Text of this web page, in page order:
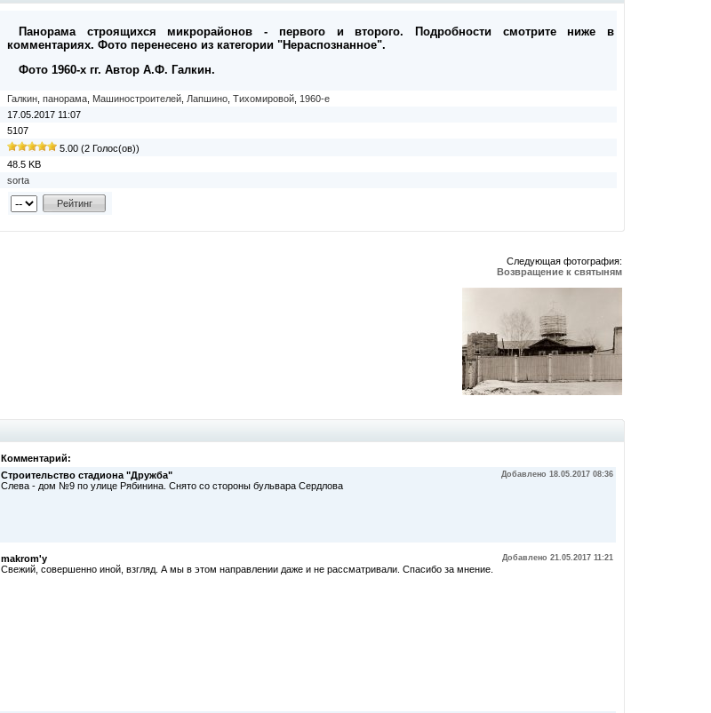
Панорама строящихся микрорайонов - первого и второго. Подробности смотрите ниже в
комментариях. Фото перенесено из категории "Нераспознанное".
Фото 1960-х гг. Автор А.Ф. Галкин.
Галкин панорама Машиностроителей Лапшино Тихомировой 1960-е
17.05.2017 11:07
5107
5.00 (2 Голос(ов))
48.5 KB
sorta
Следующая фотография:
Возвращение к святыням
Комментарий:
Строительство стадиона "Дружба" Добавлено 18.05.2017 08:36
Слева - дом №9 по улице Рябинина. Снято со стороны бульвара Сердлова
makrom'у Добавлено 21.05.2017 11:21
Свежий, совершенно иной, взгляд. А мы в этом направлении даже и не рассматривали. Спасибо за мнение.